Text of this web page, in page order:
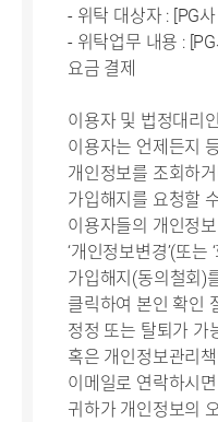
- 위탁 대상자 : [PG
- 위탁업무 내용 :
요금 결제
이용자 및 법정대리
이용자는 언제든지
개인정보를 조회하
가입해지를 요청할
이용자들의 개인정
‘개인정보변경’(또는
가입해지(동의철회)
클릭하여 본인 확인
정정 또는 탈퇴가 가
혹은 개인정보관리
이메일로 연락하시
귀하가 개인정보의